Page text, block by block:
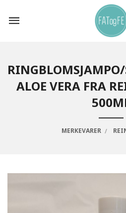
innholdet
ALOE VERA FRA
MERKEVARER